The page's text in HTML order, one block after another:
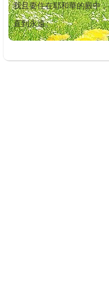
我且要住在耶和華的殿中，
直到永遠。